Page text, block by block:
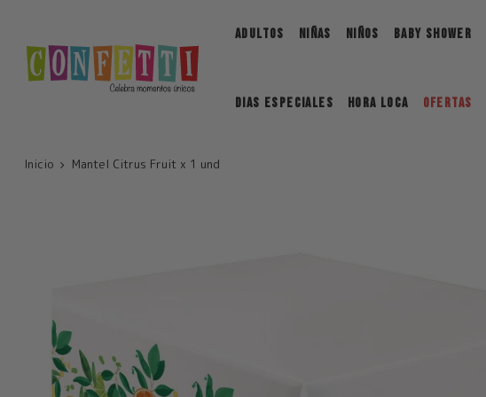
ADULTOS
NIÑAS NIÑOS BABY SHOWER
DIAS ESPECIALES Hora Loca Ofertas
Inicio Mantel Citrus Fruit x 1 und